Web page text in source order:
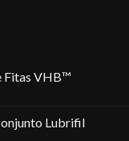
Fitas VHB™
Lubrifil